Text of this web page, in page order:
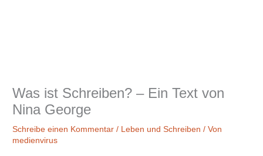
Was ist Schreiben? – Ein Text von
Nina George
Schreibe einen Kommentar / Leben und Schreiben / Von
medienvirus